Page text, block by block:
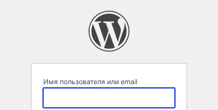
Имя пользователя или email